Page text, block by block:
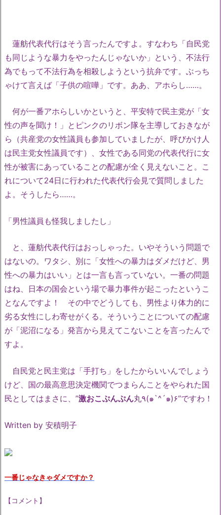
蓮舫代表代行はそう言ったんですよ。すなわち「自民党
も同じような暴力をやったんじゃないか」という、不法行
為でもって不法行為を相殺しようという抗弁です。ぶっち
ゃけて言えば「子供の喧嘩」です。ああ、アホらし……。
何が一番アホらしいかというと、平安特で民主党が「女
性の声を聞け！」とピンクのリボン隊を主導しておきなが
ら（共産党の女性議員も参加していましたが、呼びかけ人
は民主党女性議員です）、女性である同党の代表代行に女
性が被害にあっていることの配慮が全く見えないこと。こ
れについて24日に行われた代表代行会見で質問しました
よ。そうしたら……。
「男性議員も怪我しましたし」
と、蓮舫代表代行はおっしゃった。いやそういう問題で
はないの。ワタシ、別に「女性への暴力はダメだけど、男
性への暴力はいい」とは一言も言っていない。一番の問題
はね、日本の国会という場で暴力事件が起こったというこ
となんですよ！ その中でどうしても、男性より体力的に
劣る女性にしわ寄せがくる。そういうことについての配慮
が「泥沼になる」発言から見えてこないことを言ったんで
すよ。
自民党と民主党は「手打ち」をしたからいいんでしょう
けど、国の最高意思決定機関でつまらんことをやられた国
民としてはまさに、”激おこぷんぷん 丸٩(๑`^´๑)۶”ですわ！
Written by 安積明子
一番じゃなきゃダメですか？
【コメント】